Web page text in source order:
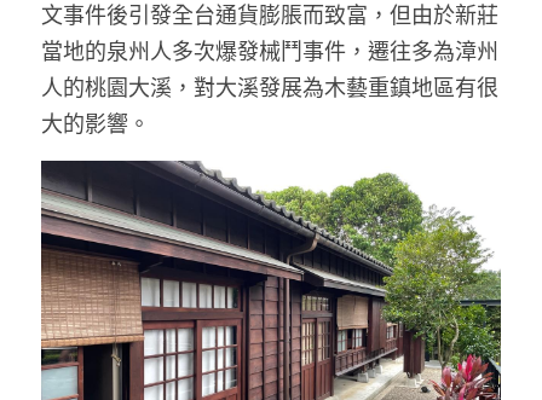
文事件後引發全台通貨膨脹而致富，但由於新莊
當地的泉州人多次爆發械鬥事件，遷往多為漳州
人的桃園大溪，對大溪發展為木藝重鎮地區有很
大的影響。